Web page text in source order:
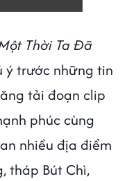
Thời Ta Đã
ý trước những tin
tải đoạn clip
phúc cùng
nhiều địa điểm
tháp Bút Chì,